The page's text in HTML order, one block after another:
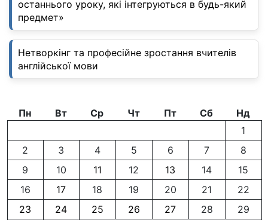
останнього уроку, які інтегруються в будь-який
предмет»
Нетворкінг та професійне зростання вчителів
англійської мови
Пн Вт Ср Чт Пт Сб
Нд
1
2
3 4 5 6 7
8
9
10 11 12 13 14
15
16
17 18 19 20 21
22
23
24 25 26 27 28
29